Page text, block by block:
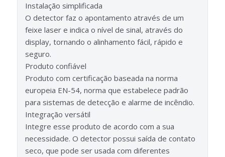
Instalação simplificada
O detector faz o apontamento através de um
feixe laser e indica o nível de sinal, através do
display, tornando o alinhamento fácil, rápido e
seguro.
Produto confiável
Produto com certificação baseada na norma
europeia EN-54, norma que estabelece padrão
para sistemas de detecção e alarme de incêndio.
Integração versátil
Integre esse produto de acordo com a sua
necessidade. O detector possui saída de contato
seco, que pode ser usada com diferentes